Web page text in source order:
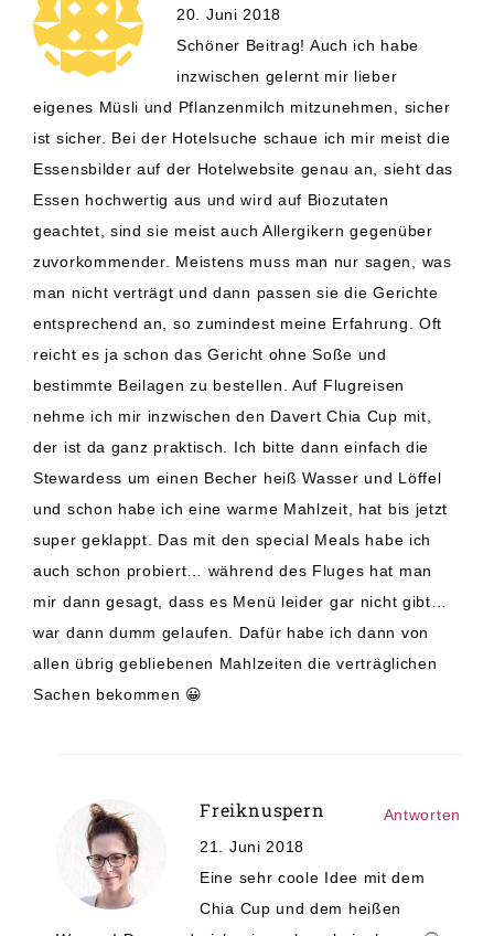
20. Juni 2018
Schöner Beitrag! Auch ich habe
inzwischen gelernt mir lieber
eigenes Müsli und Pflanzenmilch mitzunehmen, sicher
ist sicher. Bei der Hotelsuche schaue ich mir meist die
Essensbilder auf der Hotelwebsite genau an, sieht das
Essen hochwertig aus und wird auf Biozutaten
geachtet, sind sie meist auch Allergikern gegenüber
zuvorkommender. Meistens muss man nur sagen, was
man nicht verträgt und dann passen sie die Gerichte
entsprechend an, so zumindest meine Erfahrung. Oft
reicht es ja schon das Gericht ohne Soße und
bestimmte Beilagen zu bestellen. Auf Flugreisen
nehme ich mir inzwischen den Davert Chia Cup mit,
der ist da ganz praktisch. Ich bitte dann einfach die
Stewardess um einen Becher heiß Wasser und Löffel
und schon habe ich eine warme Mahlzeit, hat bis jetzt
super geklappt. Das mit den special Meals habe ich
auch schon probiert… während des Fluges hat man
mir dann gesagt, dass es Menü leider gar nicht gibt…
war dann dumm gelaufen. Dafür habe ich dann von
allen übrig gebliebenen Mahlzeiten die verträglichen
Sachen bekommen 😀
Freiknuspern
21. Juni 2018
Eine sehr coole Idee mit dem
Chia Cup und dem heißen
Antworten